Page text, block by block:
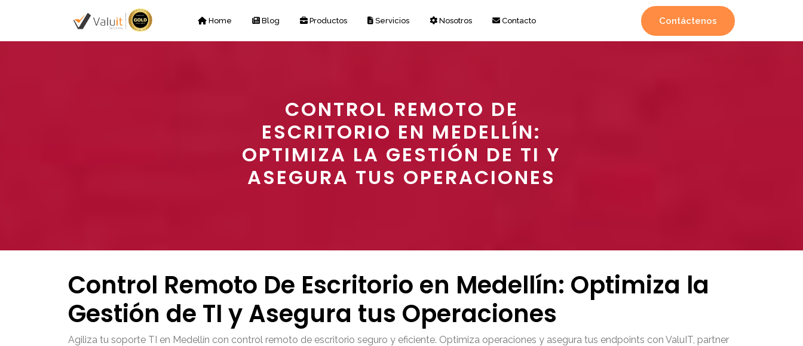
Home Blog Productos Servicios Nosotros Contacto Contáctenos
CONTROL REMOTO DE
ESCRITORIO EN MEDELLÍN:
OPTIMIZA LA GESTIÓN DE TI Y
ASEGURA TUS OPERACIONES
Control Remoto De Escritorio en Medellín: Optimiza la
Gestión de TI y Asegura tus Operaciones
Agiliza tu soporte TI en Medellín con control remoto de escritorio seguro y eficiente. Optimiza operaciones y asegura tus endpoints con ValuIT, partner